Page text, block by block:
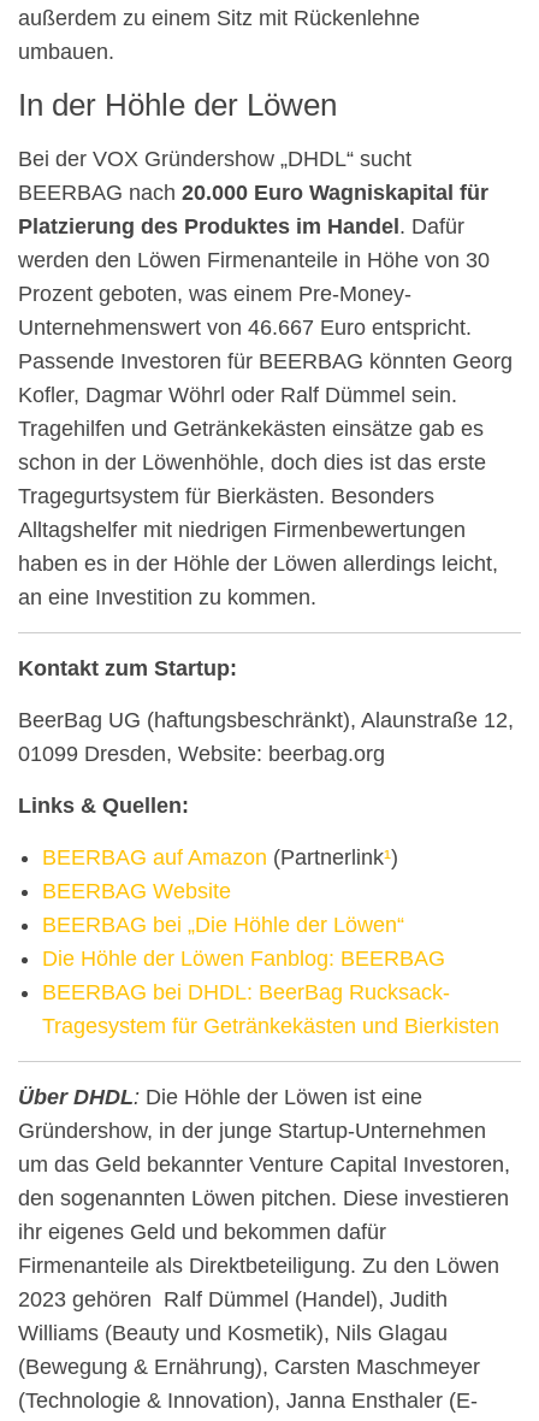
außerdem zu einem Sitz mit Rückenlehne
umbauen.
In der Höhle der Löwen
Bei der VOX Gründershow „DHDL“ sucht
BEERBAG nach 20.000 Euro Wagniskapital für
Platzierung des Produktes im Handel . Dafür
werden den Löwen Firmenanteile in Höhe von 30
Prozent geboten, was einem Pre-Money-
Unternehmenswert von 46.667 Euro entspricht.
Passende Investoren für BEERBAG könnten Georg
Kofler, Dagmar Wöhrl oder Ralf Dümmel sein.
Tragehilfen und Getränkekästen einsätze gab es
schon in der Löwenhöhle, doch dies ist das erste
Tragegurtsystem für Bierkästen. Besonders
Alltagshelfer mit niedrigen Firmenbewertungen
haben es in der Höhle der Löwen allerdings leicht,
an eine Investition zu kommen.
Kontakt zum Startup:
BeerBag UG (haftungsbeschränkt), Alaunstraße 12,
01099 Dresden, Website: beerbag.org
Links & Quellen:
BEERBAG auf Amazon (Partnerlink¹)
BEERBAG Website
BEERBAG bei „Die Höhle der Löwen“
Die Höhle der Löwen Fanblog: BEERBAG
BEERBAG bei DHDL: BeerBag Rucksack-
Tragesystem für Getränkekästen und Bierkisten
Über DHDL: Die Höhle der Löwen ist eine
Gründershow, in der junge Startup-Unternehmen
um das Geld bekannter Venture Capital Investoren,
den sogenannten Löwen pitchen. Diese investieren
ihr eigenes Geld und bekommen dafür
Firmenanteile als Direktbeteiligung. Zu den Löwen
2023 gehören Ralf Dümmel (Handel), Judith
Williams (Beauty und Kosmetik), Nils Glagau
(Bewegung & Ernährung), Carsten Maschmeyer
(Technologie & Innovation), Janna Ensthaler (E-